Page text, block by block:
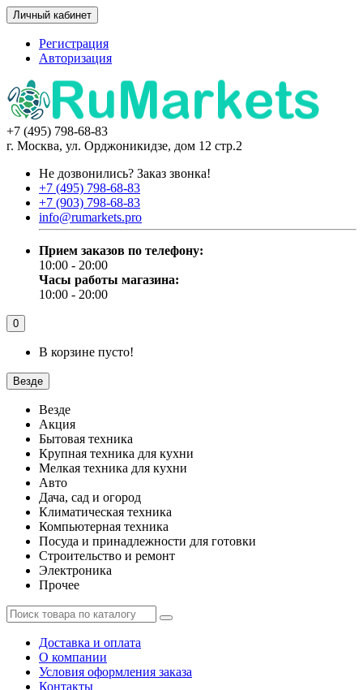
Личный кабинет
Регистрация
Авторизация
+7 (495) 798-68-83
г. Москва, ул. Орджоникидзе, дом 12 стр.2
Не дозвонились? Заказ звонка!
+7 (495) 798-68-83
+7 (903) 798-68-83
info@rumarkets.pro
Прием заказов по телефону:
10:00 - 20:00
Часы работы магазина:
10:00 - 20:00
0
В корзине пусто!
Везде
Везде
Акция
Бытовая техника
Крупная техника для кухни
Мелкая техника для кухни
Авто
Дача, сад и огород
Климатическая техника
Компьютерная техника
Посуда и принадлежности для готовки
Строительство и ремонт
Электроника
Прочее
Доставка и оплата
О компании
Условия оформления заказа
Контакты